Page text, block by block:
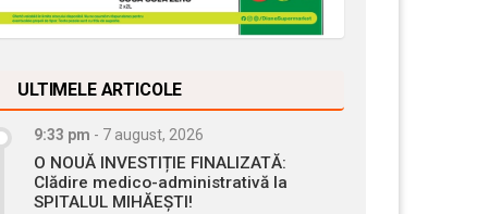
ULTIMELE ARTICOLE
9:33 pm - 7 august, 2026
O NOUĂ INVESTIȚIE FINALIZATĂ:
Clădire medico-administrativă la
SPITALUL MIHĂEȘTI!